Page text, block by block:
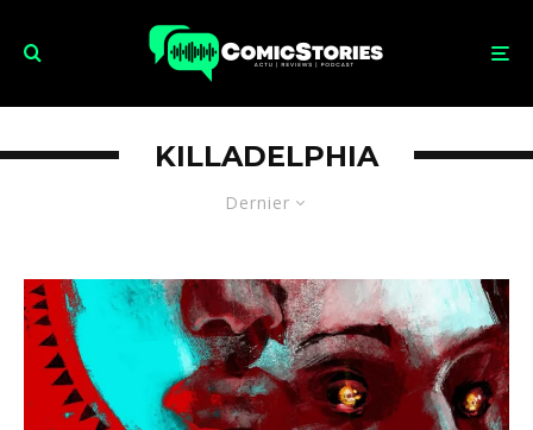
Dernier
KILLADELPHIA